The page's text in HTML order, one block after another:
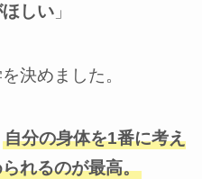
しい」
決めました。
自分の身体を1番に考え
れるのが最高。